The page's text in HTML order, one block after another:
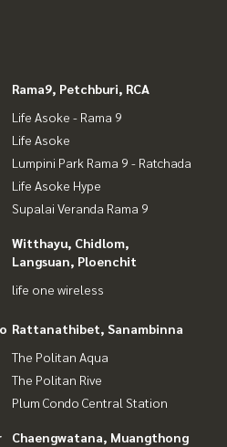
Rama9, Petchburi, RCA
Life Asoke - Rama 9
Life Asoke
Lumpini Park Rama 9 - Ratchada
Life Asoke Hype
Supalai Veranda Rama 9
Witthayu, Chidlom,
Langsuan, Ploenchit
life one wireless
Rattanathibet, Sanambinna
The Politan Aqua
The Politan Rive
Plum Condo Central Station
Chaengwatana, Muangthong